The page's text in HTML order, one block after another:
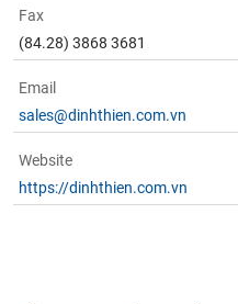
Fax
(84.28) 3868 3681
Email
sales@dinhthien.com.vn
Website
https://dinhthien.com.vn
Báo
phân
tích
(-)
Thuật